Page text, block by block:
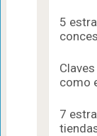
5
como
7